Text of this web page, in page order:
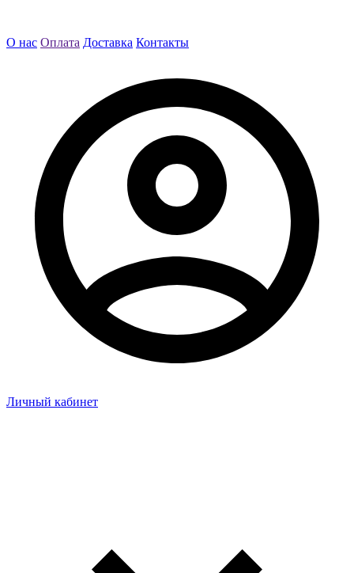
О нас Оплата Доставка Контакты
Личный кабинет